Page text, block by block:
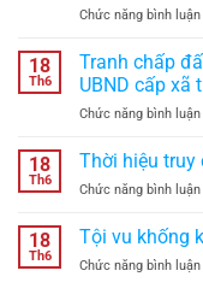
Chức năng bình
18
Th6
Tranh chấp
UBND cấp xã
Chức năng bình
18
Th6
Thời hiệu
Chức năng bình
18
Th6
Tội vu khống
Chức năng bình